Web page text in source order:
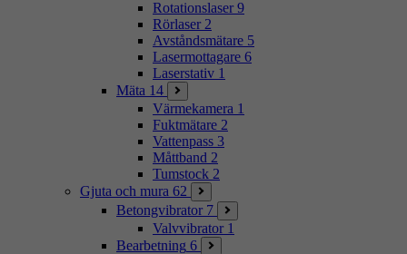
Rotationslaser 9
Rörlaser 2
Avståndsmätare 5
Lasermottagare 6
Laserstativ 1
Mäta 14
Värmekamera 1
Fuktmätare 2
Vattenpass 3
Måttband 2
Tumstock 2
Gjuta och mura 62
Betongvibrator 7
Valvvibrator 1
Bearbetning 6